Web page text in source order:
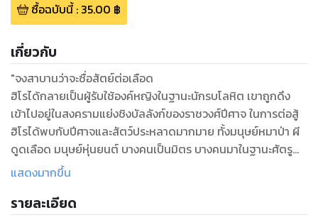
ซื้อฉบับนี้: 35.00 ฿
เกี่ยวกับ
"จงสาบานว่าจะซื่อสัตย์ต่อเลือด
ฮิโรได้กลายเป็นผู้รับใช้องค์หญิงในฐานะนักรบโลหิต เขาถูกดึง
เข้าไปอยู่ในสงครามแย่งชิงบัลลังก์ของราชวงศ์ปีศาจ ในการต่อสู้
ฮิโรได้พบกับปีศาจและสัตว์ประหลาดมากมาย ทั้งมนุษย์หมาป่า ผี
ดูดเลือด มนุษย์หุ่นยนต์ บางคนเป็นมิตร บางคนมาในฐานะศัตรู
การได้พบกับพวกเขาเหล่านั้นส่งผลต่อจิตใจของฮิโร แล้วในที่สุดฮิ
หญิง” ก็ยังดำเนินต่อไป...."
แสดงมากขึ้น
รายละเอียด